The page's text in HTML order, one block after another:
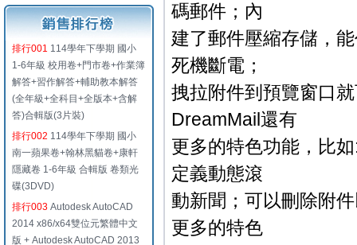
排行001 114學年下學期 國小
1-6年級 校用卷+門市卷+作業簿
解答+習作解答+輔助教本解答
(全年級+全科目+全版本+含解
答)合輯版(3片裝)
排行002 114學年下學期 國小
南一蘋果卷+翰林黑貓卷+康軒
隱藏卷 1-6年級 合輯版 卷類光
碟(3DVD)
排行003 Autodesk AutoCAD
2014 x86/x64雙位元繁體中文
版 + Autodesk AutoCAD 2013
碼郵件；內
建了郵件壓縮存儲，
死機斷電；
拽拉附件到預覽窗口
DreamMail還有
更多的特色功能，比
定義動態滾
動新聞；可以刪除附
更多的特色